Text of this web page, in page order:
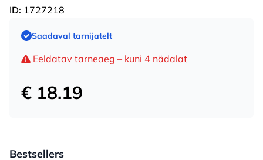
ID: 1727218
Saadaval tarnijatelt
Eeldatav tarneaeg – kuni 4 nädalat
€ 18.19
Bestsellers